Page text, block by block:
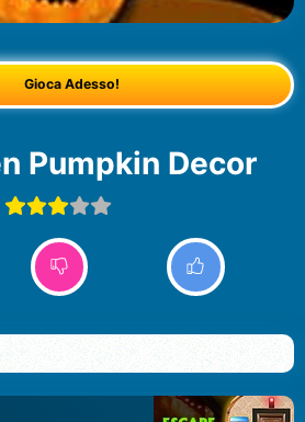
Gioca Adesso!
Pumpkin Decor